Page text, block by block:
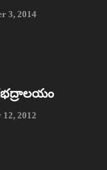
3, 2014
12, 2012